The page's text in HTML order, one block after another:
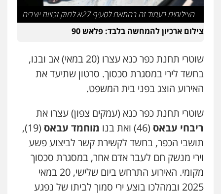
קטינים
0538788878
פלילי עבירות מין סמים והימורים פשיעה
חמורה חקירות ומעצרים צווארון לבן והונאה
0526885006
משפט פלילי פשיעה חמורה מעצרים
וחקירות צבאי תעבורה
0544218336
משרד עורכי דין חן ברוך
פלילי דיני תעבורה מעצרים וחקירות
0505078733
הצילומים בעמוד זה בהתאם לסעיף 27א לחוק זכויות יוצרים
צילום ארכיון להמחשה בלבד: פלאש 90
שוטרי תחנת כפר כנא עצרו (20 במאי) אב ובנו,
בחשד לירי במסגרת סכסוך. סרטון שתיעד את
האירוע הוצג בפני בית המשפט.
שוטרי תחנת כפר כנא (עמקים צפון) עצרו את
ריבחי עבאס (46) ואת בנו מוחמד עבאס
(19),
תושבי הכפר, בחשד לקשירת קשר לביצוע פשע
וירי מנשק חם לעבר אדם אחר, במסגרת סכסוך
מקומי. האירוע התרחש ביום שלישי, 20 במאי
2025 ובמהלכו בוצע ירי סמוך לביתו של נפגע